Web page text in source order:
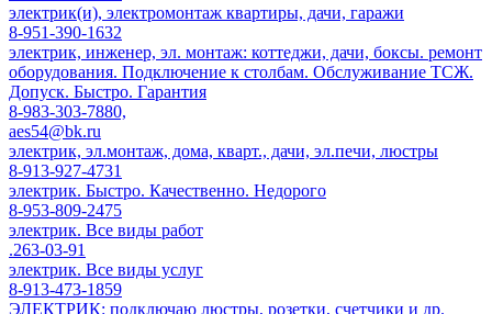
электрик(и), электромонтаж квартиры, дачи, гаражи
8-951-390-1632
электрик, инженер, эл. монтаж: коттеджи, дачи, боксы. ремонт
оборудования. Подключение к столбам. Обслуживание ТСЖ.
Допуск. Быстро. Гарантия
8-983-303-7880,
aes54@bk.ru
электрик, эл.монтаж, дома, кварт., дачи, эл.печи, люстры
8-913-927-4731
электрик. Быстро. Качественно. Недорого
8-953-809-2475
электрик. Все виды работ
.263-03-91
электрик. Все виды услуг
8-913-473-1859
ЭЛЕКТРИК: подключаю люстры, розетки, счетчики и др.